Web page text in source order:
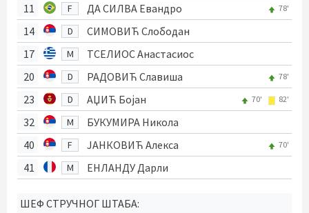
11
F ДА СИЛВА Евандро 78'
14 D
СИМОВИЋ Слободан
17
M
ТСЕЛИОС Анастасиос
20
D РАДОВИЋ Славиша 78'
23 D АЏИЋ Бојан 70' 82'
32 M
БУКУМИРА Никола
40
F ЈАНКОВИЋ Алекса 70'
41 M ЕНЛАНДУ Дарли
ШЕФ СТРУЧНОГ ШТАБА: